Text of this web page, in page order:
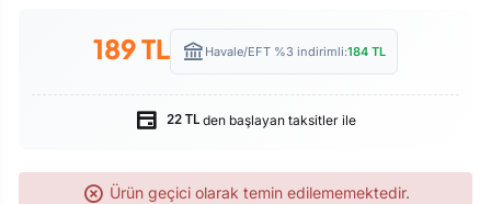
189TL Havale/EFT %3 indirimli:184 TL
22 TL den başlayan taksitler ile
Ürün geçici olarak temin edilememektedir.